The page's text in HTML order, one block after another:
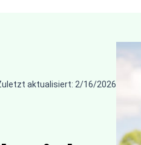
aktualisiert: 2/16/2026